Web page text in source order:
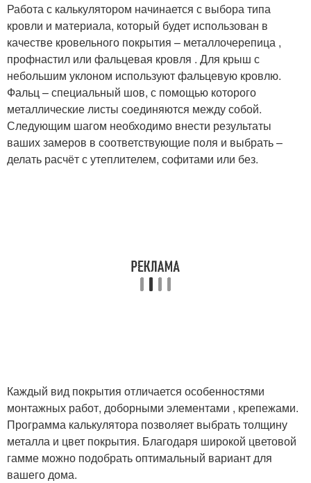
Работа с калькулятором начинается с выбора типа
кровли и материала, который будет использован в
качестве кровельного покрытия – металлочерепица ,
профнастил или фальцевая кровля . Для крыш с
небольшим уклоном используют фальцевую кровлю.
Фальц – специальный шов, с помощью которого
металлические листы соединяются между собой.
Следующим шагом необходимо внести результаты
ваших замеров в соответствующие поля и выбрать –
делать расчёт с утеплителем, софитами или без.
Каждый вид покрытия отличается особенностями
монтажных работ, доборными элементами , крепежами.
Программа калькулятора позволяет выбрать толщину
металла и цвет покрытия. Благодаря широкой цветовой
гамме можно подобрать оптимальный вариант для
вашего дома.